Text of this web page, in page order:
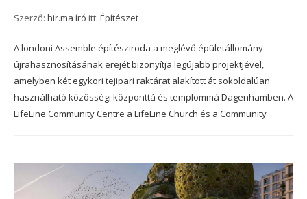
Szerző: hir.ma író itt: Építészet
A londoni Assemble építésziroda a meglévő épületállomány
újrahasznosításának erejét bizonyítja legújabb projektjével,
amelyben két egykori tejipari raktárat alakított át sokoldalúan
használható közösségi központtá és templommá Dagenhamben. A
LifeLine Community Centre a LifeLine Church és a Community